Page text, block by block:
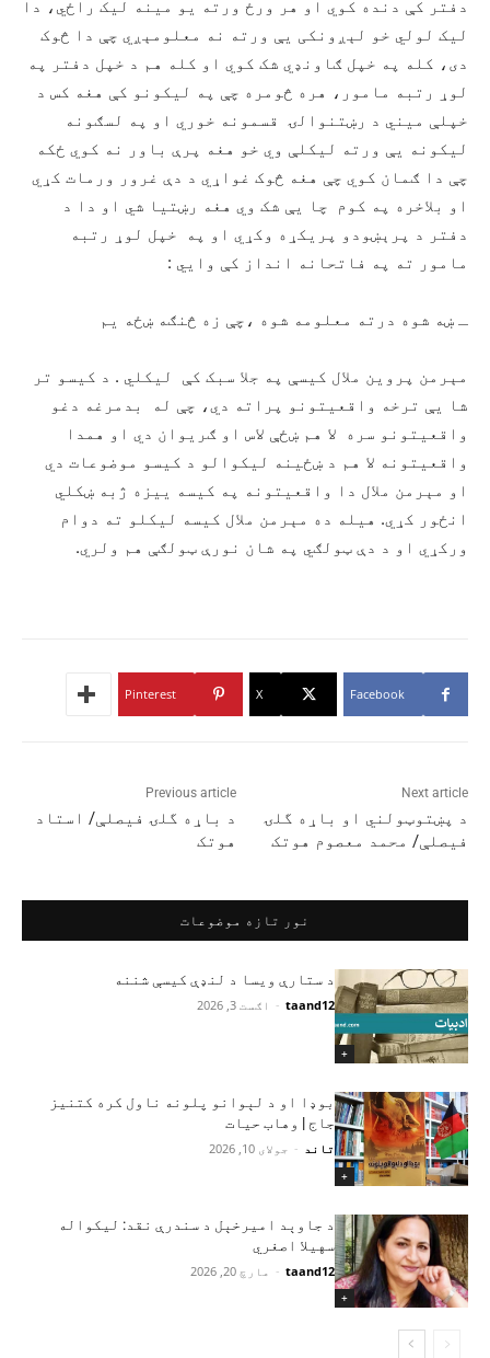
دفتر کې دنده کوي او هر ورځ ورته یو مینه لیک راځي، دا
لیک لولي خو لېږونکی یې ورته نه معلومېږي چې دا څوک
دی، کله په خپل ګاونډي شک کوي او کله هم د خپل دفتر په
لوړ رتبه مامور، هره څومره چې په لیکونو کې هغه کس د
خپلې میني د رښتنوالۍ قسمونه خوري او په لسګونه
لیکونه یې ورته لیکلې وي خو هغه پرې باور نه کوي ځکه
چې دا ګمان کوي چې هغه څوک غواړي د دې غرور ورمات کړي
او بلاخره په کوم چا یې شک وي هغه رښتیا شي او دا د
دفتر د پرېښودو پریکړه وکړي او په خپل لوړ رتبه
مامور ته په فاتحانه انداز کې وایي :
ـ ښه شوه درته معلومه شوه ،چې زه څنګه ښځه یم
مېرمن پروین ملال کیسې په جلا سبک کې لیکلي . د کیسو تر
شا یې ترخه واقعیتونو پراته دي، چې له بدمرغه دغو
واقعیتونو سره لا هم ښځې لاس او ګریوان دي او همدا
واقعیتونه لا هم د ښځینه لیکوالو د کیسو موضوعات دي
او مېرمن ملال دا واقعیتونه په کیسه ییزه ژبه ښکلي
انځور کړي. هیله ده مېرمن ملال کیسه لیکلو ته دوام
ورکړي او د دې ټولګي په شان نورې ټولګې هم ولري.
Facebook
X
Pinterest
Previous article
د باړه گلۍ فیصلې/ استاد
هوتک
Next article
د پښتوټولني او باړه گلۍ
فیصلې/ محمد معصوم هوتک
نور تازه موضوعات
+
د ستارې ویسا د لنډې کیسې شننه
taand12
- اګست 3, 2026
+
بوډا او د لېوانو پلونه ناول کره کتنیز
جاج | وهاب حیات
تاند - جولای 10, 2026
+
د جاوېد امیرخېل د سندرې نقد: لیکواله
سهیلا اصغري
taand12
- مارچ 20, 2026